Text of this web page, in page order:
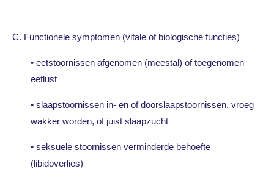
C. Functionele symptomen (vitale of biologische functies)
• eetstoornissen afgenomen (meestal) of toegenomen
eetlust
• slaapstoornissen in- en of doorslaapstoornissen, vroeg
wakker worden, of juist slaapzucht
• seksuele stoornissen verminderde behoefte
(libidoverlies)